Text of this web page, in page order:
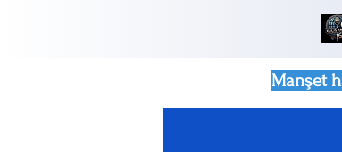
Manşet